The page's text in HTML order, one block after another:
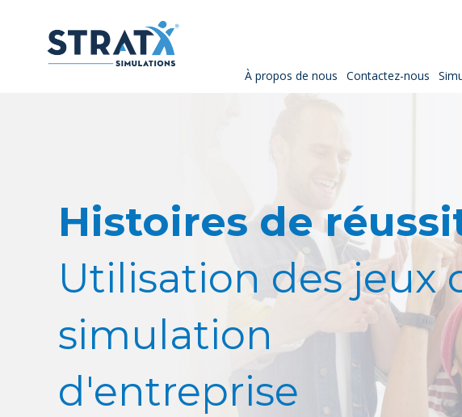
À propos de nous Contactez-nous
Histoires de
Utilisation des jeux
simulation
d'entreprise